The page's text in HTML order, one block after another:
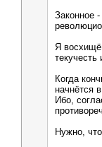
Законное -
Я
текучесть
Когда
начнётся
Ибо,
Нужно,